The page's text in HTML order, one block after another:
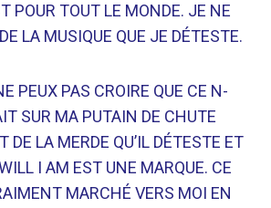
POUR TOUT LE MONDE. JE NE
LA MUSIQUE QUE JE DÉTESTE.
PEUX PAS CROIRE QUE CE N-
SUR MA PUTAIN DE CHUTE
DE LA MERDE QU’IL DÉTESTE ET
I AM EST UNE MARQUE. CE
MARCHÉ VERS MOI EN